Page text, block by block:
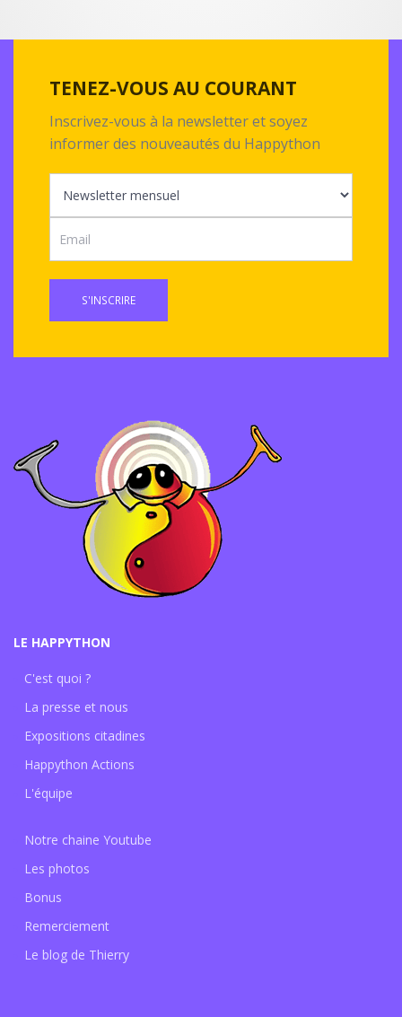
TENEZ-VOUS AU COURANT
Inscrivez-vous à la newsletter et soyez
informer des nouveautés du Happython
S'INSCRIRE
LE HAPPYTHON
C'est quoi ?
La presse et nous
Expositions citadines
Happython Actions
L'équipe
Notre chaine Youtube
Les photos
Bonus
Remerciement
Le blog de Thierry